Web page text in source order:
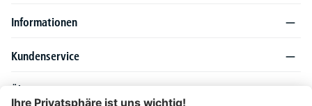
Informationen
Kundenservice
Über DELTA-V